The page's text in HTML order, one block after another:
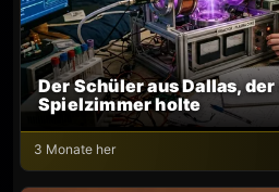
Der Schüler aus Dallas,
Spielzimmer holte
3 Monate her